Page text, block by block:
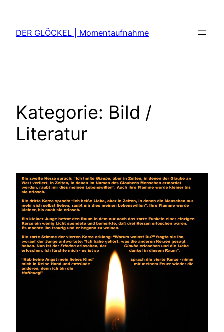
springen
DER GLÖCKEL | Momentaufnahme
Kategorie: Bild /
Literatur